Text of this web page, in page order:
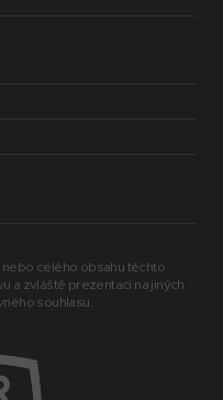
celého obsahu těchto
a zvláště prezentaci na jiných
souhlasu.